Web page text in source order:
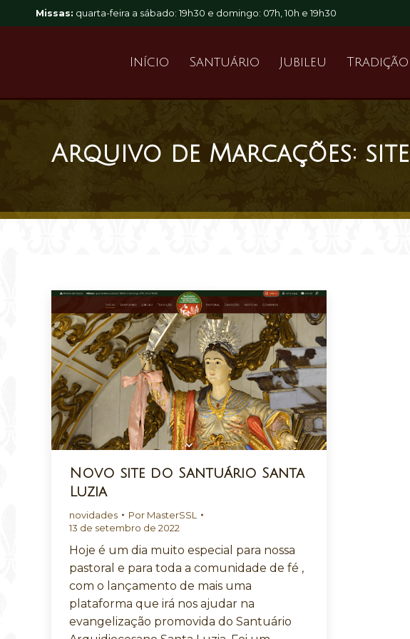
Missas: quarta-feira a sábado: 19h30 e domingo: 07h, 10h e 19h30
Início Santuário Jubileu Tradição
Arquivo de Marcações: site
Novo site do Santuário Santa
Luzia
novidades Por MasterSSL
13 de setembro de 2022
Hoje é um dia muito especial para nossa
pastoral e para toda a comunidade de fé ,
com o lançamento de mais uma
plataforma que irá nos ajudar na
evangelização promovida do Santuário